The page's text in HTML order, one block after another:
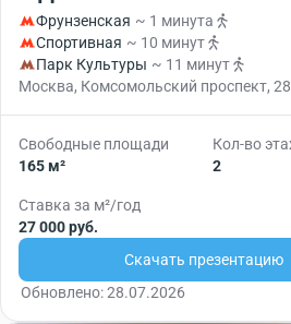
Фрунзенская ~ 1 минута
Спортивная ~ 10 минут
Парк Культуры ~ 11 минут
Москва, Комсомольский проспект, 28
Свободные площади
165 м²
Кол-во
2
Ставка за м²/год
27 000 руб.
Скачать презентацию
Обновлено: 28.07.2026